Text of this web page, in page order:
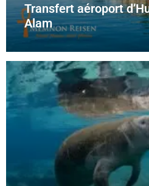
Transfert aéroport
Alam